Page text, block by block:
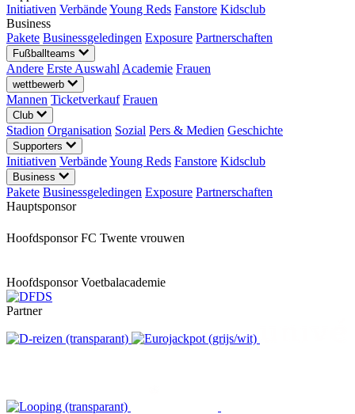
Initiativen VerbändeYoung Reds Fanstore Kidsclub
Business
Pakete Businessgeledingen Exposure Partnerschaften
Fußballteams
Andere Erste Auswahl Academie Frauen
wettbewerb
Mannen Ticketverkauf Frauen
Club
Stadion Organisation Sozial Pers & Medien Geschichte
Supporters
Initiativen VerbändeYoung Reds Fanstore Kidsclub
Business
Pakete Businessgeledingen Exposure Partnerschaften
Hauptsponsor
Hoofdsponsor FC Twente vrouwen
Hoofdsponsor Voetbalacademie
Partner